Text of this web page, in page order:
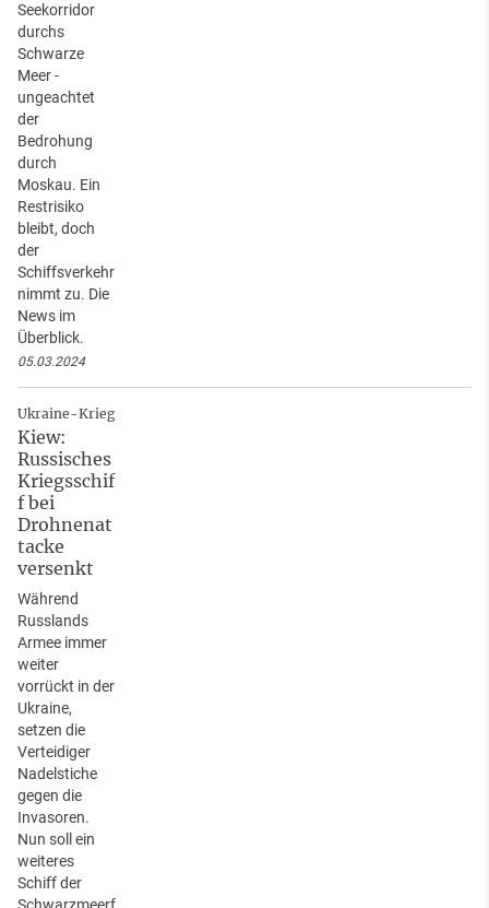
Seekorridor
durchs
Schwarze
Meer -
ungeachtet
der
Bedrohung
durch
Moskau. Ein
Restrisiko
bleibt, doch
der
Schiffsverkehr
nimmt zu. Die
News im
Überblick.
05.03.2024
Ukraine-Krieg
Kiew:
Russisches
Kriegsschif
f bei
Drohnenat
tacke
versenkt
Während
Russlands
Armee immer
weiter
vorrückt in der
Ukraine,
setzen die
Verteidiger
Nadelstiche
gegen die
Invasoren.
Nun soll ein
weiteres
Schiff der
Schwarzmeerf